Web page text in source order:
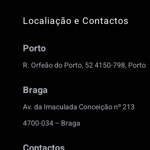
Localiação e Contactos
Porto
R. Orfeão do Porto, 52 4150-798, Porto
Braga
Av. da Imaculada Conceição nº 213
4700-034 – Braga